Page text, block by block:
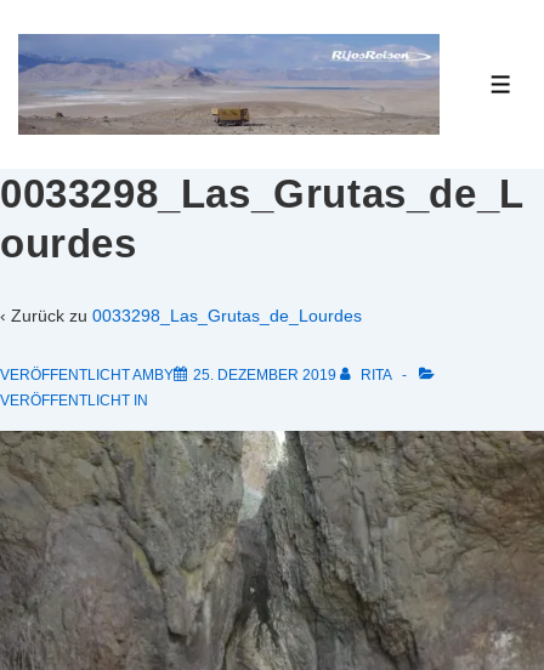
Zum
Inhalt
0033298_Las_Grutas_de_L
ourdes
‹ Zurück zu 0033298_Las_Grutas_de_Lourdes
VERÖFFENTLICHT AMBY 25. DEZEMBER 2019
RITA
VERÖFFENTLICHT IN